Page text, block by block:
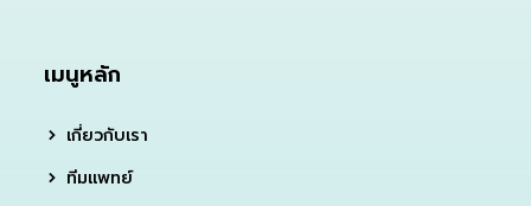
เมนูหลัก
เกี่ยวกับเรา
ทีมแพทย์